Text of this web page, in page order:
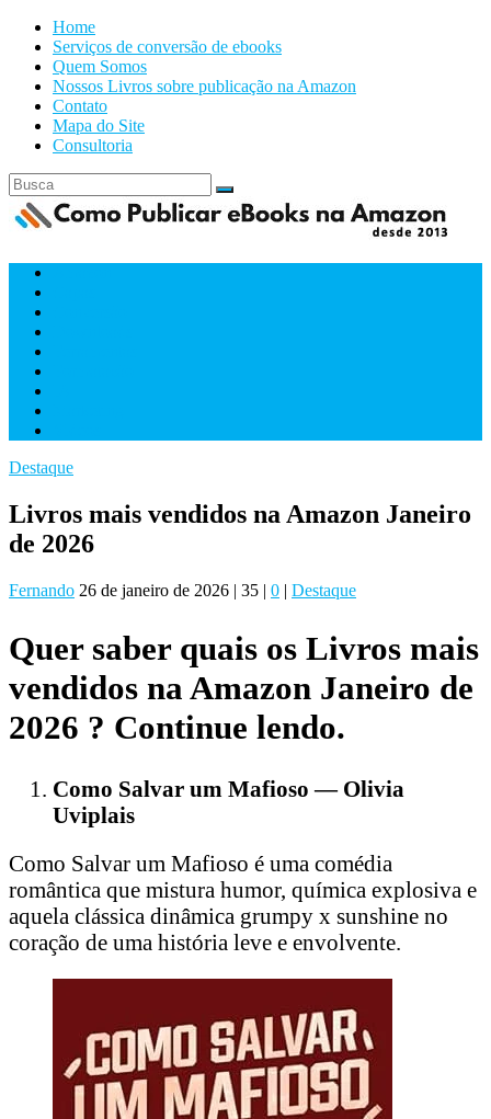
Home
Serviços de conversão de ebooks
Quem Somos
Nossos Livros sobre publicação na Amazon
Contato
Mapa do Site
Consultoria
Destaque
Livros mais vendidos na Amazon Janeiro
de 2026
Fernando 26 de janeiro de 2026 | 35 | 0 | Destaque
Quer saber quais os Livros mais
vendidos na Amazon Janeiro de
2026 ? Continue lendo.
Como Salvar um Mafioso — Olivia
Uviplais
Como Salvar um Mafioso é uma comédia
romântica que mistura humor, química explosiva e
aquela clássica dinâmica grumpy x sunshine no
coração de uma história leve e envolvente.